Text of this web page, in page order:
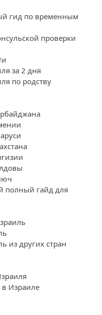
гид по временным
проверки
за 2 дня
по родству
полный гайд для
из других стран
Израиле